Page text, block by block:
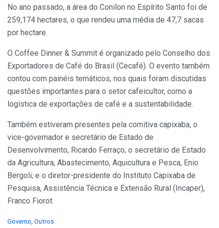
No ano passado, a área do Conilon no Espírito Santo foi de
259,174 hectares, o que rendeu uma média de 47,7 sacas
por hectare.
O Coffee Dinner & Summit é organizado pelo Conselho dos
Exportadores de Café do Brasil (Cecafé). O evento também
contou com painéis temáticos, nos quais foram discutidas
questões importantes para o setor cafeicultor, como a
logística de exportações de café e a sustentabilidade.
Também estiveram presentes pela comitiva capixaba, o
vice-governador e secretário de Estado de
Desenvolvimento, Ricardo Ferraço; o secretário de Estado
da Agricultura, Abastecimento, Aquicultura e Pesca, Enio
Bergoli; e o diretor-presidente do Instituto Capixaba de
Pesquisa, Assistência Técnica e Extensão Rural (Incaper),
Franco Fiorot.
C
Governo, Outros